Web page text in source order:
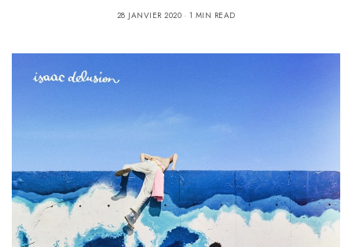
28 JANVIER 2020 1 MIN READ